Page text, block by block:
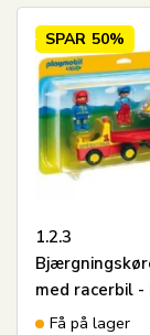
SPAR 50%
1.2.3
med racerbil -
- PLAYMOBIL
Få på lager